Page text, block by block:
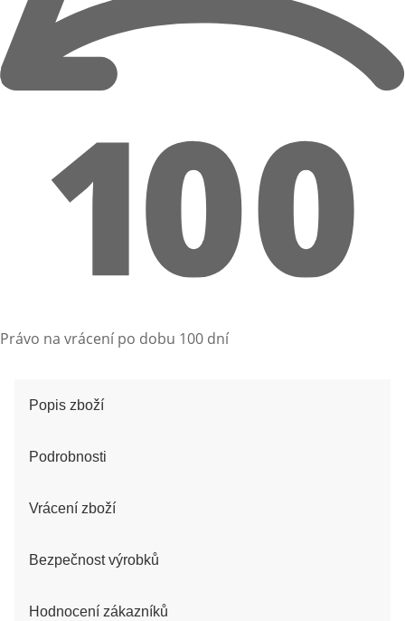
Právo na vrácení po dobu 100 dní
Popis zboží
Podrobnosti
Vrácení zboží
Bezpečnost výrobků
Hodnocení zákazníků